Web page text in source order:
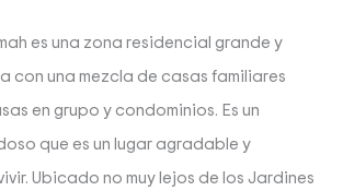
es una zona residencial grande y
con una mezcla de casas familiares
en grupo y condominios. Es un
que es un lugar agradable y
Ubicado no muy lejos de los Jardines